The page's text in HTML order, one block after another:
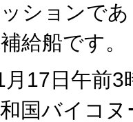
ションで
給船です。
月17日午前
国バイコ